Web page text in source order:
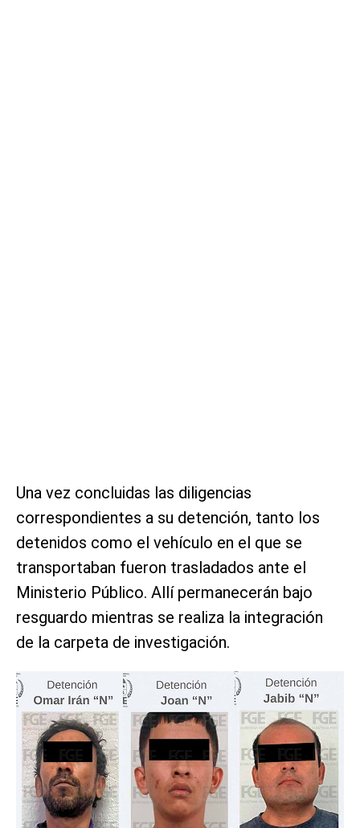
Una vez concluidas las diligencias
correspondientes a su detención, tanto los
detenidos como el vehículo en el que se
transportaban fueron trasladados ante el
Ministerio Público. Allí permanecerán bajo
resguardo mientras se realiza la integración
de la carpeta de investigación.